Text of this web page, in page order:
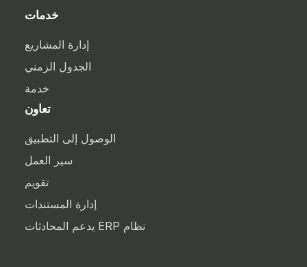
خدمات
إدارة المشاريع
الجدول الزمني
خدمة
تعاون
الوصول إلى التطبيق
سير العمل
تقويم
إدارة المستندات
نظام ERP يدعم المحادثات